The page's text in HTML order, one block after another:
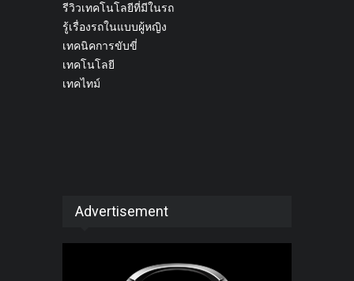
รีวิวเทคโนโลยีที่มีในรถ
รู้เรื่องรถในแบบผู้หญิง
เทคนิคการขับขี่
เทคโนโลยี
เทคไทม์
Advertisement